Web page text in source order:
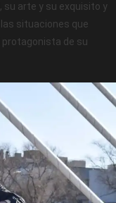
arte y su exquisito y
situaciones que
de su